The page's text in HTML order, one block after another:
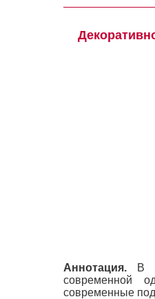
Аннотация. В
современной
современные